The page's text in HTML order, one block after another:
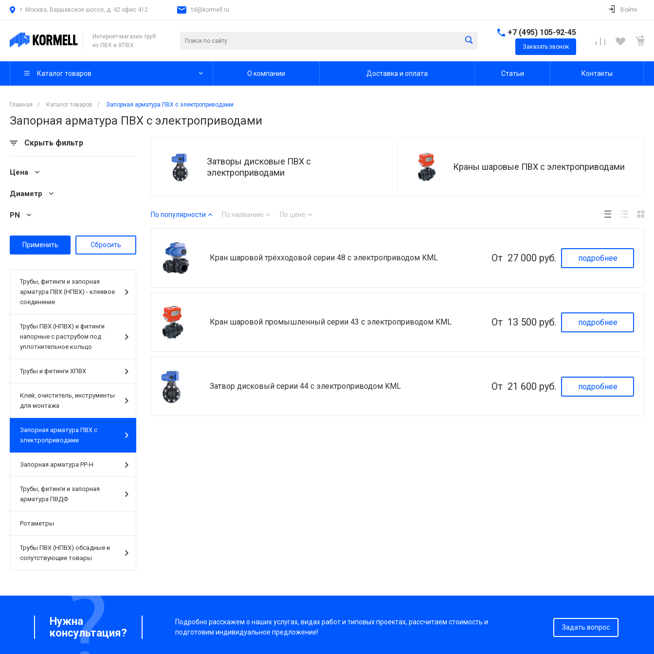
г. Москва, Варшавское шоссе, д. 42 офис 412 td@kormell.ru Войти
Интернет-магазин труб
из ПВХ и ХПВХ
+7 (495) 105-92-45
Заказать звонок
Каталог товаров О компании Доставка и оплата Статьи Контакты
Главная / Каталог товаров / Запорная арматура ПВХ с электроприводами
Запорная арматура ПВХ с электроприводами
Скрыть фильтр
Цена
Диаметр
PN
Трубы, фитинги и запорная
арматура ПВХ (НПВХ) - клеевое
соединение
Трубы ПВХ (НПВХ) и фитинги
напорные с раструбом под
уплотнительное кольцо
Трубы и фитинги ХПВХ
Клей, очиститель, инструменты
для монтажа
Запорная арматура ПВХ с
электроприводами
Запорная арматура PP-H
Трубы, фитинги и запорная
арматура ПВДФ
Ротаметры
Трубы ПВХ (НПВХ) обсадные и
сопутствующие товары
Затворы дисковые ПВХ с
электроприводами
Краны шаровые ПВХ с электроприводами
По популярности По названию По цене
Кран шаровой трёхходовой серии 48 с электроприводом KML От 27 000 руб. подробнее
Кран шаровой промышленный серии 43 с электроприводом KML От 13 500 руб. подробнее
Затвор дисковый серии 44 с электроприводом KML От 21 600 руб. подробнее
Нужна
консультация?
Подробно расскажем о наших услугах, видах работ и типовых проектах, рассчитаем стоимость и
подготовим индивидуальное предложение!
Задать вопрос